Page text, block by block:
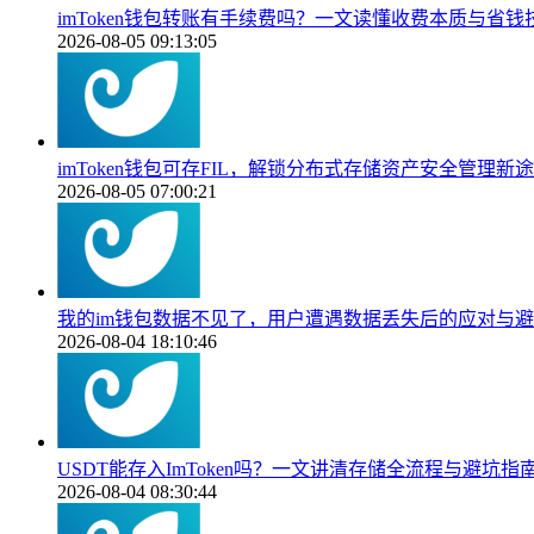
imToken钱包转账有手续费吗？一文读懂收费本质与省钱
2026-08-05 09:13:05
imToken钱包可存FIL，解锁分布式存储资产安全管理新
2026-08-05 07:00:21
我的im钱包数据不见了，用户遭遇数据丢失后的应对与
2026-08-04 18:10:46
USDT能存入ImToken吗？一文讲清存储全流程与避坑指
2026-08-04 08:30:44